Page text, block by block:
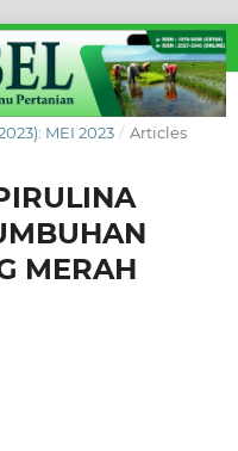
MEI 2023 / Articles
MERAH